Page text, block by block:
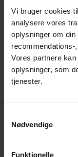
Vi bruger cookies
analysere vores
oplysninger om
recommendations-
Vores partnere
oplysninger, som
tjenester.
Nødvendige
Funktionelle